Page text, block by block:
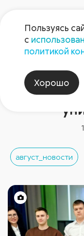
август_новости
Пользуясь
с
политикой
Хорошо